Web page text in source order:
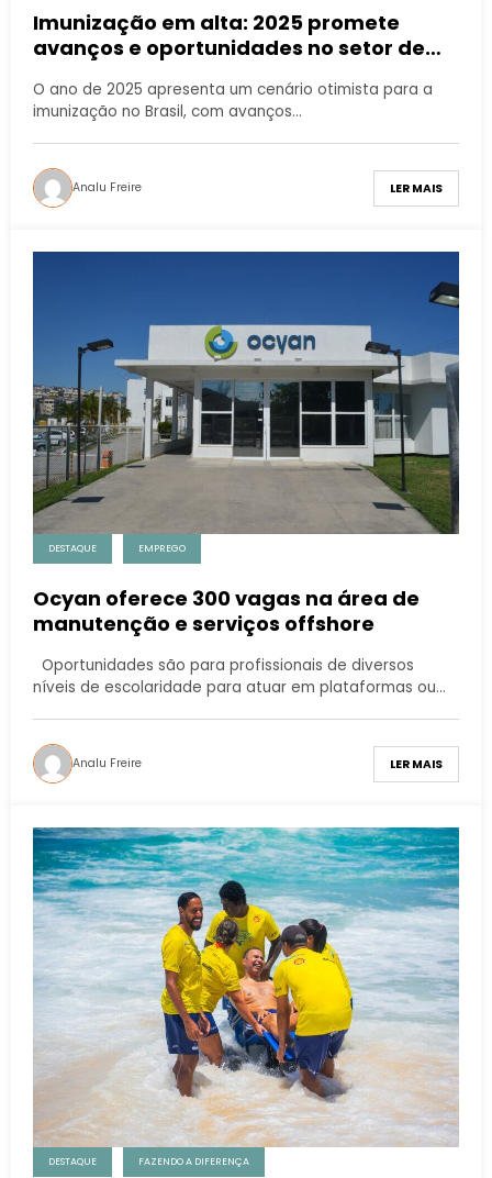
Imunização em alta: 2025 promete
avanços e oportunidades no setor de
O ano de 2025 apresenta um cenário otimista para a
imunização no Brasil, com avanços…
Analu Freire LER MAIS
DESTAQUE EMPREGO
Ocyan oferece 300 vagas na área de
manutenção e serviços offshore
Oportunidades são para profissionais de diversos
níveis de escolaridade para atuar em plataformas ou…
Analu Freire LER MAIS
DESTAQUE FAZENDO A DIFERENÇA